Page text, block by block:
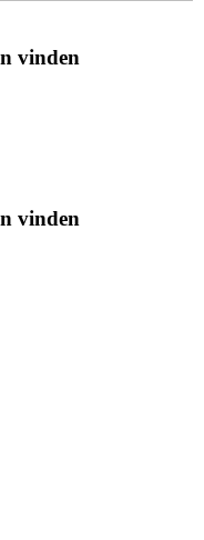
vinden
vinden